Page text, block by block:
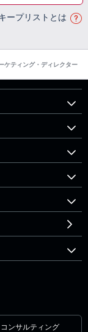
ープリストとは
ケティング・ディレクター
ンサルティング